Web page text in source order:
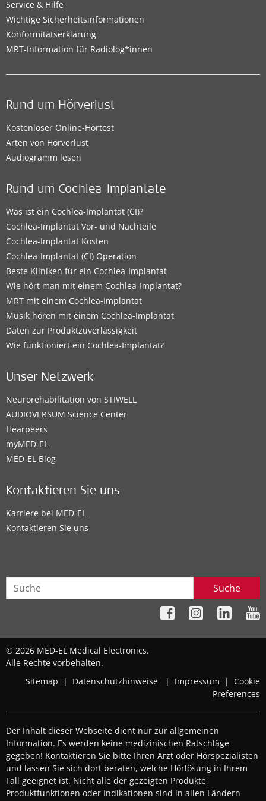
Service & Hilfe
Wichtige Sicherheitsinformationen
Konformitätserklärung
MRT-Information für Radiolog*innen
Rund um Hörverlust
Kostenloser Online-Hörtest
Arten von Hörverlust
Audiogramm lesen
Rund um Cochlea-Implantate
Was ist ein Cochlea-Implantat (CI)?
Cochlea-Implantat Vor- und Nachteile
Cochlea-Implantat Kosten
Cochlea-Implantat (CI) Operation
Beste Kliniken für ein Cochlea-Implantat
Wie hört man mit einem Cochlea-Implantat?
MRT mit einem Cochlea-Implantat
Musik hören mit einem Cochlea-Implantat
Daten zur Produktzuverlässigkeit
Wie funktioniert ein Cochlea-Implantat?
Unser Netzwerk
Neurorehabilitation von STIWELL
AUDIOVERSUM Science Center
Hearpeers
myMED‑EL
MED-EL Blog
Kontaktieren Sie uns
Karriere bei MED-EL
Kontaktieren Sie uns
Suche
© 2026 MED-EL Medical Electronics.
Alle Rechte vorbehalten.
Sitemap
| Datenschutzhinweise | Impressum | Cookie
Preferences
Der Inhalt dieser Webseite dient nur zur allgemeinen
Information. Es werden keine medizinischen Ratschläge
gegeben! Kontaktieren Sie bitte Ihren Arzt oder Hörspezialisten
und lassen Sie sich dort beraten, welche Hörlösung in Ihrem
Fall geeignet ist. Nicht alle der gezeigten Produkte,
Produktfunktionen oder Indikationen sind in allen Ländern